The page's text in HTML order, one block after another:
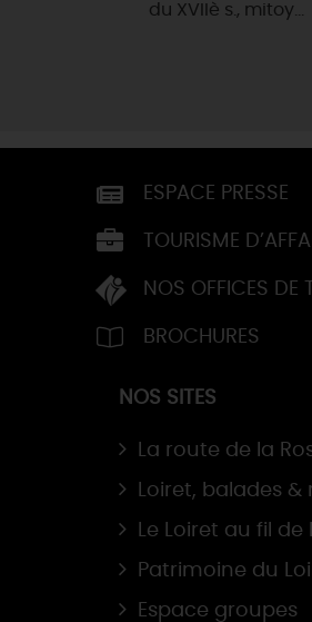
du XVIIè s., mitoy...
ESPACE PRESSE
TOURISME
NOS OFFICES DE
BROCHURES
NOS SITES
La route de la
Loiret, balades &
Le Loiret au fil de
Patrimoine du
Espace groupes